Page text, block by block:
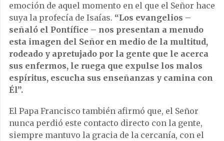
emoción de aquel momento en el que el Señor hace
suya la profecía de Isaías. “Los evangelios –
señaló el Pontífice – nos presentan a menudo
esta imagen del Señor en medio de la multitud,
rodeado y apretujado por la gente que le acerca
sus enfermos, le ruega que expulse los malos
espíritus, escucha sus enseñanzas y camina con
Él”.
El Papa Francisco también afirmó que, el Señor
nunca perdió este contacto directo con la gente,
siempre mantuvo la gracia de la cercanía, con el